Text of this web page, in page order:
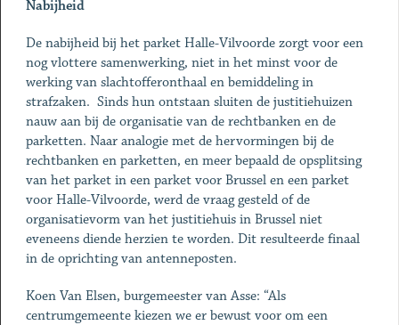
Nabijheid
De nabijheid bij het parket Halle-Vilvoorde zorgt voor een
nog vlottere samenwerking, niet in het minst voor de
werking van slachtofferonthaal en bemiddeling in
strafzaken. Sinds hun ontstaan sluiten de justitiehuizen
nauw aan bij de organisatie van de rechtbanken en de
parketten. Naar analogie met de hervormingen bij de
rechtbanken en parketten, en meer bepaald de opsplitsing
van het parket in een parket voor Brussel en een parket
voor Halle-Vilvoorde, werd de vraag gesteld of de
organisatievorm van het justitiehuis in Brussel niet
eveneens diende herzien te worden. Dit resulteerde finaal
in de oprichting van antenneposten.
Koen Van Elsen, burgemeester van Asse: “Als
centrumgemeente kiezen we er bewust voor om een